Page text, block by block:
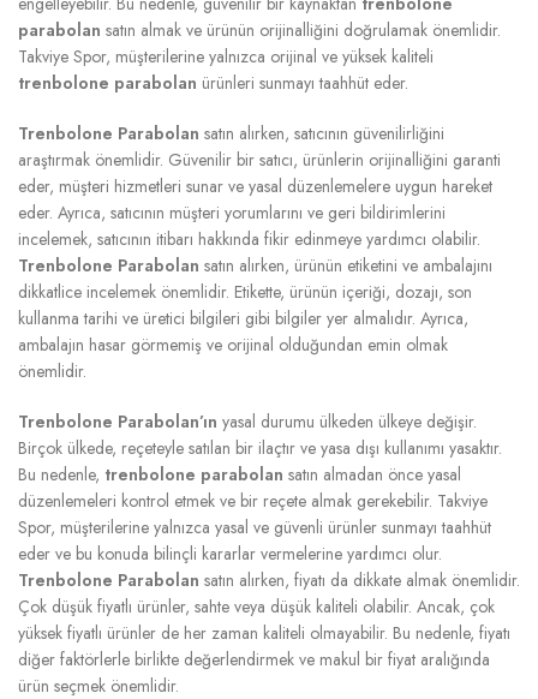
parabolan satın almak ve ürünün orijinalliğini doğrulamak önemlidir.
Takviye Spor, müşterilerine yalnızca orijinal ve yüksek kaliteli
trenbolone parabolan ürünleri sunmayı taahhüt eder.
Trenbolone Parabolan satın alırken, satıcının güvenilirliğini
araştırmak önemlidir. Güvenilir bir satıcı, ürünlerin orijinalliğini garanti
eder, müşteri hizmetleri sunar ve yasal düzenlemelere uygun hareket
eder. Ayrıca, satıcının müşteri yorumlarını ve geri bildirimlerini
incelemek, satıcının itibarı hakkında fikir edinmeye yardımcı olabilir.
Trenbolone Parabolan satın alırken, ürünün etiketini ve ambalajını
dikkatlice incelemek önemlidir. Etikette, ürünün içeriği, dozajı, son
kullanma tarihi ve üretici bilgileri gibi bilgiler yer almalıdır. Ayrıca,
ambalajın hasar görmemiş ve orijinal olduğundan emin olmak
önemlidir.
Trenbolone Parabolan’ın yasal durumu ülkeden ülkeye değişir.
Birçok ülkede, reçeteyle satılan bir ilaçtır ve yasa dışı kullanımı yasaktır.
Bu nedenle, trenbolone parabolan satın almadan önce yasal
düzenlemeleri kontrol etmek ve bir reçete almak gerekebilir. Takviye
Spor, müşterilerine yalnızca yasal ve güvenli ürünler sunmayı taahhüt
eder ve bu konuda bilinçli kararlar vermelerine yardımcı olur.
Trenbolone Parabolan satın alırken, fiyatı da dikkate almak önemlidir.
Çok düşük fiyatlı ürünler, sahte veya düşük kaliteli olabilir. Ancak, çok
yüksek fiyatlı ürünler de her zaman kaliteli olmayabilir. Bu nedenle, fiyatı
diğer faktörlerle birlikte değerlendirmek ve makul bir fiyat aralığında
ürün seçmek önemlidir.